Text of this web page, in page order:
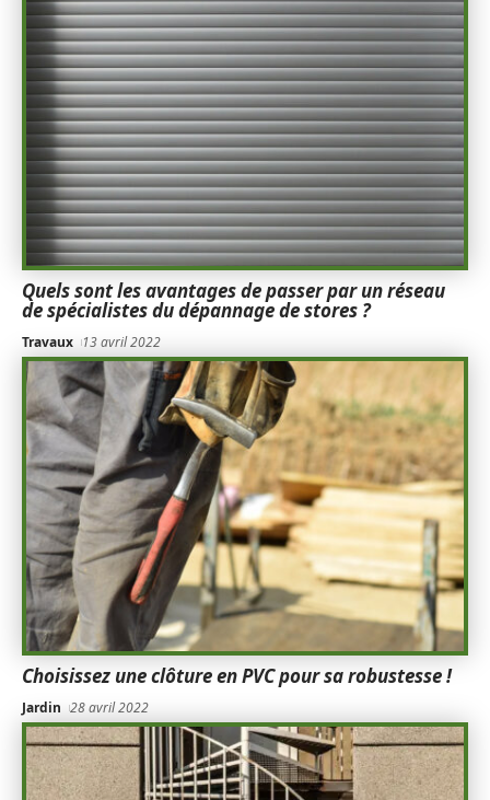
Quels sont les avantages de passer par un réseau
de spécialistes du dépannage de stores ?
Travaux 13 avril 2022
Choisissez une clôture en PVC pour sa robustesse !
Jardin 28 avril 2022